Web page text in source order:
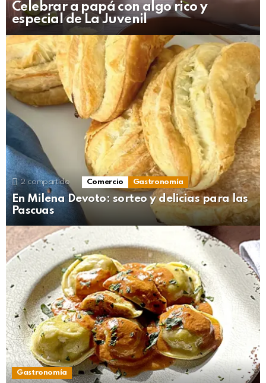
Celebrar a papá con algo rico y
especial de La Juvenil
2 compartido Comercio Gastronomía
En Milena Devoto: sorteo y delicias para las
Pascuas
Gastronomía